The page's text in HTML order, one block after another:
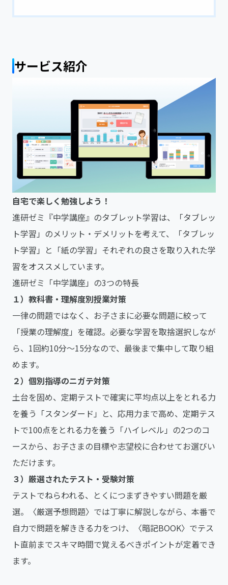
サービス紹介
自宅で楽しく勉強しよう！
進研ゼミ『中学講座』のタブレット学習は、「タブレッ
ト学習」のメリット・デメリットを考えて、「タブレッ
ト学習」と「紙の学習」それぞれの良さを取り入れた学
習をオススメしています。
進研ゼミ「中学講座」の3つの特長
１）教科書・理解度別授業対策
一律の問題ではなく、お子さまに必要な問題に絞って
「授業の理解度」を確認。必要な学習を取捨選択しなが
ら、1回約10分～15分なので、最後まで集中して取り組
めます。
２）個別指導のニガテ対策
土台を固め、定期テストで確実に平均点以上をとれる力
を養う「スタンダード」と、応用力まで高め、定期テス
トで100点をとれる力を養う「ハイレベル」の2つのコ
ースから、お子さまの目標や志望校に合わせてお選びい
ただけます。
３）厳選されたテスト・受験対策
テストでねらわれる、とくにつまずきやすい問題を厳
選。〈厳選予想問題〉では丁寧に解説しながら、本番で
自力で問題を解ききる力をつけ、〈暗記BOOK〉でテス
ト直前までスキマ時間で覚えるべきポイントが定着でき
ます。